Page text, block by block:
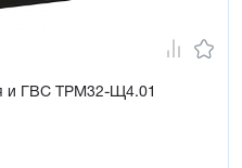
и ГВС ТРМ32-Щ4.01